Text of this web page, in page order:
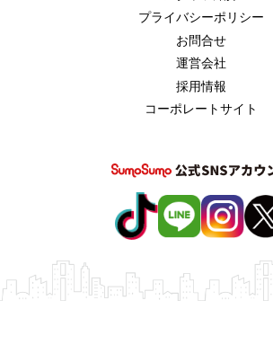
プライバシーポリシー
お問合せ
運営会社
採用情報
コーポレートサイト